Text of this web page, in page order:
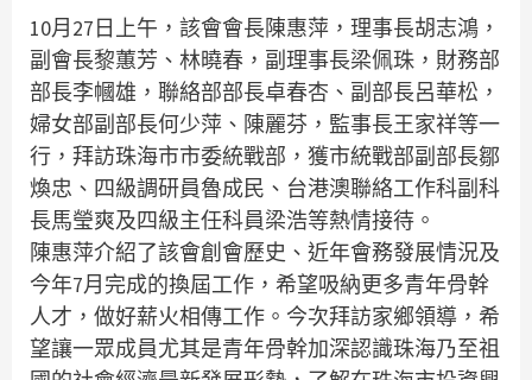
10月27日上午，該會會長陳惠萍，理事長胡志鴻，
副會長黎蕙芳、林曉春，副理事長梁佩珠，財務部
部長李幗雄，聯絡部部長卓春杏、副部長呂華松，
婦女部副部長何少萍、陳麗芬，監事長王家祥等一
行，拜訪珠海市市委統戰部，獲市統戰部副部長鄒
煥忠、四級調研員魯成民、台港澳聯絡工作科副科
長馬瑩爽及四級主任科員梁浩等熱情接待。
陳惠萍介紹了該會創會歷史、近年會務發展情況及
今年7月完成的換屆工作，希望吸納更多青年骨幹
人才，做好薪火相傳工作。今次拜訪家鄉領導，希
望讓一眾成員尤其是青年骨幹加深認識珠海乃至祖